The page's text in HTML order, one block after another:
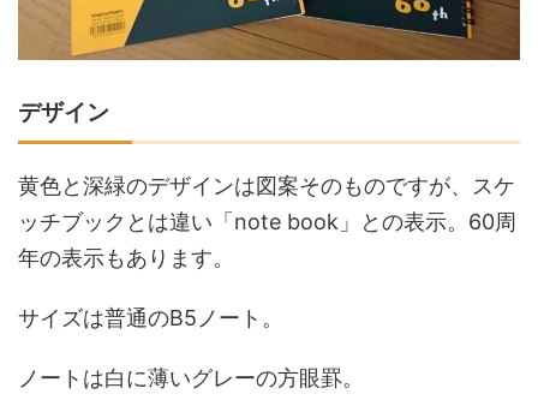
デザイン
黄色と深緑のデザインは図案そのものですが、スケ
ッチブックとは違い「note book」との表示。60周
年の表示もあります。
サイズは普通のB5ノート。
ノートは白に薄いグレーの方眼罫。